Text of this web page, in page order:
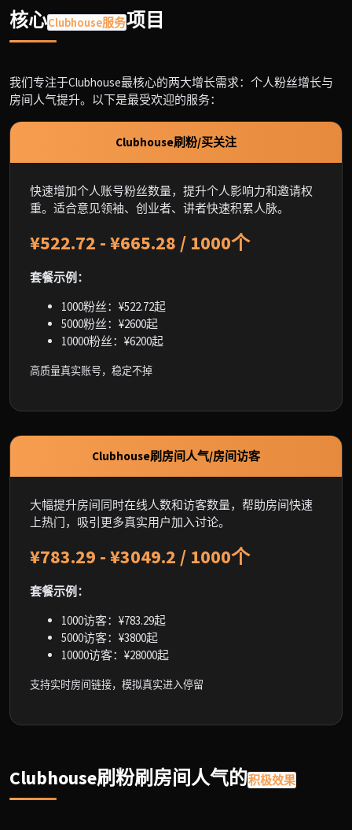
核心Clubhouse服务项目
我们专注于Clubhouse最核心的两大增长需求：个人粉丝增长与
房间人气提升。以下是最受欢迎的服务：
Clubhouse刷粉/买关注
快速增加个人账号粉丝数量，提升个人影响力和邀请权
重。适合意见领袖、创业者、讲者快速积累人脉。
¥522.72 - ¥665.28 / 1000个
套餐示例：
1000粉丝：¥522.72起
5000粉丝：¥2600起
10000粉丝：¥6200起
高质量真实账号，稳定不掉
Clubhouse刷房间人气/房间访客
大幅提升房间同时在线人数和访客数量，帮助房间快速
上热门，吸引更多真实用户加入讨论。
¥783.29 - ¥3049.2 / 1000个
套餐示例：
1000访客：¥783.29起
5000访客：¥3800起
10000访客：¥28000起
支持实时房间链接，模拟真实进入停留
Clubhouse刷粉刷房间人气的积极效果